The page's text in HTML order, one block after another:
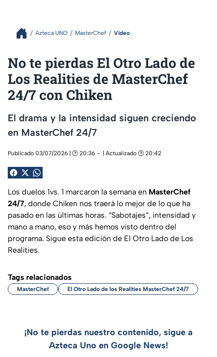
Azteca UNO MasterChef Video
No te pierdas El Otro Lado de
Los Realities de MasterChef
24/7 con Chiken
El drama y la intensidad siguen creciendo
en MasterChef 24/7
Publicado 03/07/2026 | 🕑 20:36 | Actualizado 🕑 20:42
Los duelos 1vs. 1 marcaron la semana en MasterChef
24/7, donde Chiken nos traerá lo mejor de lo que ha
pasado en las últimas horas. “Sabotajes”, intensidad y
mano a mano, eso y más hemos visto dentro del
programa. Sigue esta edición de El Otro Lado de Los
Realities.
Tags relacionados
MasterChef El Otro Lado de los Realities MasterChef 24/7
¡No te pierdas nuestro contenido, sigue a
Azteca Uno en Google News!